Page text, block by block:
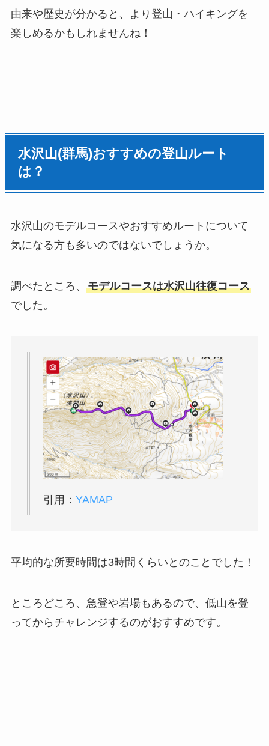
由来や歴史が分かると、より登山・ハイキングを
楽しめるかもしれませんね！
水沢山(群馬)おすすめの登山ルート
は？
水沢山のモデルコースやおすすめルートについて
気になる方も多いのではないでしょうか。
調べたところ、 モデルコースは水沢山往復コース
でした。
引用： YAMAP
平均的な所要時間は3時間くらいとのことでした！
ところどころ、急登や岩場もあるので、低山を登
ってからチャレンジするのがおすすめです。